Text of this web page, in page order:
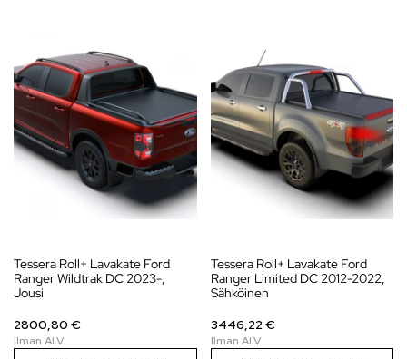
Tessera Roll+ Lavakate Ford
Ranger Wildtrak DC 2023-,
Jousi
2800,80 €
Tessera Roll+ Lavakate Ford
Ranger Limited DC 2012-2022,
Sähköinen
3446,22 €